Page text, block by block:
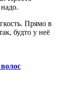
Прямо в
будто у неё